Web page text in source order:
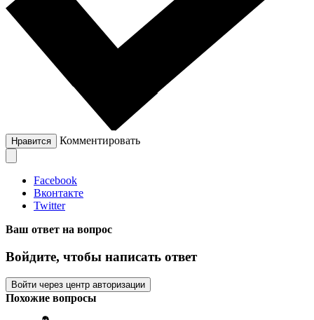
Нравится Комментировать
Facebook
Вконтакте
Twitter
Ваш ответ на вопрос
Войдите, чтобы написать ответ
Войти через центр авторизации
Похожие вопросы